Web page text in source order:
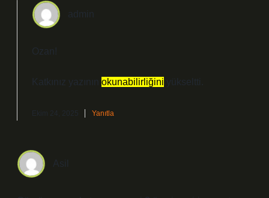
admin
Ozan!
Katkınız yazının okunabilirliğini yükseltti.
Ekim 24, 2025 Yanıtla
Asil